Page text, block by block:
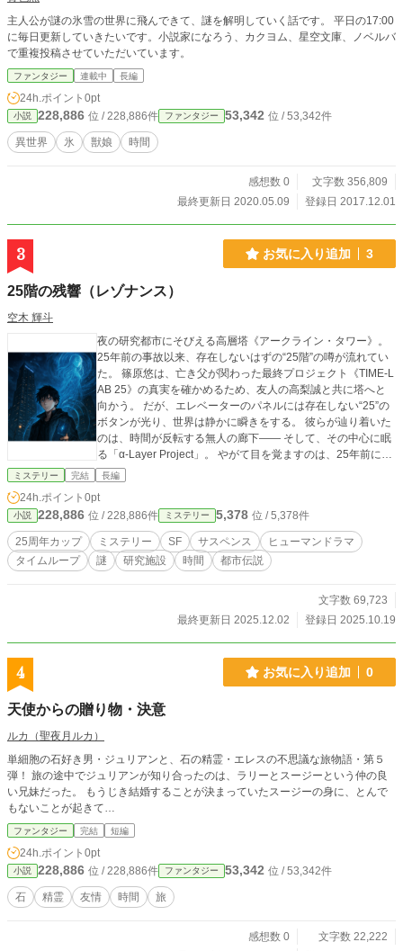
主人公が謎の氷雪の世界に飛んできて、謎を解明していく話です。 平日の17:00
に毎日更新していきたいです。小説家になろう、カクヨム、星空文庫、ノベルバ
で重複投稿させていただいています。
ファンタジー 連載中 長編
24h.ポイント 0pt
小説 228,886 位 / 228,886件 ファンタジー 53,342 位 / 53,342件
異世界 氷 獣娘 時間
感想数 0
文字数 356,809
最終更新日 2020.05.09
登録日 2017.12.01
3 お気に入り追加 3
25階の残響（レゾナンス）
空木 輝斗
夜の研究都市にそびえる高層塔《アークライン・タワー》。
25年前の事故以来、存在しないはずの“25階”の噂が流れてい
た。 篠原悠は、亡き父が関わった最終プロジェクト《TIME-L
AB 25》の真実を確かめるため、友人の高梨誠と共に塔へと
向かう。 だが、エレベーターのパネルには存在しない“25”の
ボタンが光り、世界は静かに瞬きをする。 彼らが辿り着いた
のは、時間が反転する無人の廊下―― そして、その中心に眠
る「α-Layer Project」。 やがて目を覚ますのは、25年前に失
われた研究者たちの記録、そして彼ら自身の過去。 父が遺し
間が動き出す。 過去・現在・未来・虚数・零点―― 五つの時
間層を越えて、失われた“記録”が再び共鳴を始める。 「――2
5階の扉は、あと四つ。 次に見るのは、“未来”の残響だ。」
記録と記憶が交錯する、時間SFサスペンス。 誰もたどり着け
なかった“25階”で、世界の因果が音を立てて共鳴する――。
ミステリー 完結 長編
24h.ポイント 0pt
小説 228,886 位 / 228,886件 ミステリー 5,378 位 / 5,378件
25周年カップ ミステリー SF サスペンス
ヒューマンドラマ
タイムループ
謎 研究施設 時間 都市伝説
文字数 69,723
最終更新日 2025.12.02
登録日 2025.10.19
4 お気に入り追加 0
天使からの贈り物・決意
ルカ（聖夜月ルカ）
単細胞の石好き男・ジュリアンと、石の精霊・エレスの不思議な旅物語・第５
弾！ 旅の途中でジュリアンが知り合ったのは、ラリーとスージーという仲の良
い兄妹だった。 もうじき結婚することが決まっていたスージーの身に、とんで
もないことが起きて…
ファンタジー 完結 短編
24h.ポイント 0pt
小説 228,886 位 / 228,886件 ファンタジー 53,342 位 / 53,342件
石 精霊 友情 時間 旅
感想数 0
文字数 22,222